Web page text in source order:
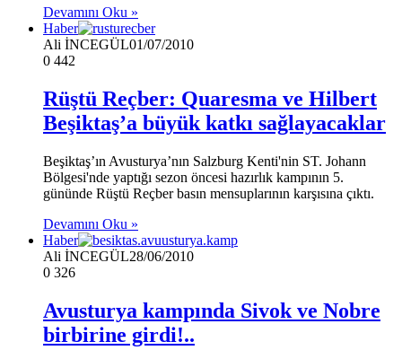
Devamını Oku »
Haber
Ali İNCEGÜL01/07/2010
0 442
Rüştü Reçber: Quaresma ve Hilbert
Beşiktaş’a büyük katkı sağlayacaklar
Beşiktaş’ın Avusturya’nın Salzburg Kenti'nin ST. Johann
Bölgesi'nde yaptığı sezon öncesi hazırlık kampının 5.
gününde Rüştü Reçber basın mensuplarının karşısına çıktı.
Devamını Oku »
Haber
Ali İNCEGÜL28/06/2010
0 326
Avusturya kampında Sivok ve Nobre
birbirine girdi!..